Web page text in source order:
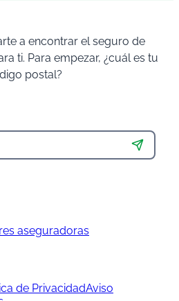
a encontrar el seguro de
ti. Para empezar, ¿cuál es tu
postal?
aseguradoras
de PrivacidadAviso